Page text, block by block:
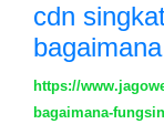
cdn
https://
bagaimana-